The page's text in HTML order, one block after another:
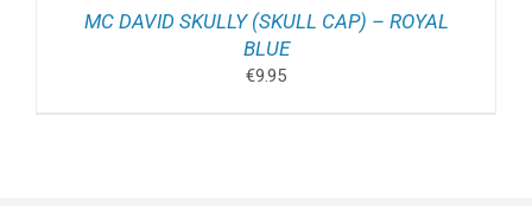
MC DAVID SKULLY (SKULL CAP) – ROYAL
BLUE
€9.95